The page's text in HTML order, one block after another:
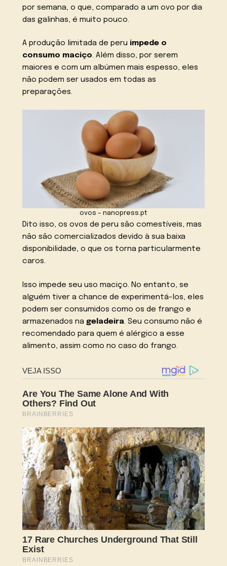
por semana, o que, comparado a um ovo por dia
das galinhas, é muito pouco.
A produção limitada de peru impede o
consumo maciço. Além disso, por serem
maiores e com um albúmen mais espesso, eles
não podem ser usados em todas as
preparações.
ovos – nanopress.pt
Dito isso, os ovos de peru são comestíveis, mas
não são comercializados devido à sua baixa
disponibilidade, o que os torna particularmente
caros.
Isso impede seu uso maciço. No entanto, se
alguém tiver a chance de experimentá-los, eles
podem ser consumidos como os de frango e
armazenados nageladeira. Seu consumo não é
recomendado para quem é alérgico a esse
alimento, assim como no caso do frango.